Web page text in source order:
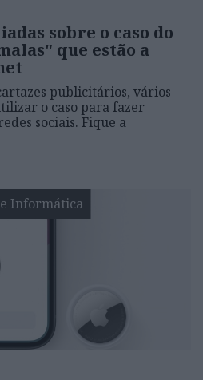
sobre o caso do
que estão a
publicitários, vários
o caso para fazer
sociais. Fique a
Informática